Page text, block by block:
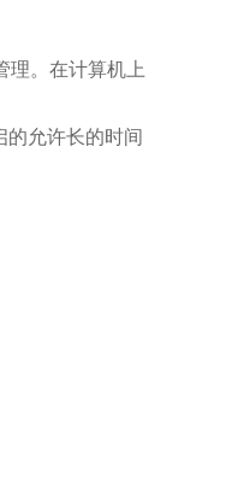
理。在计算机上
的允许长的时间